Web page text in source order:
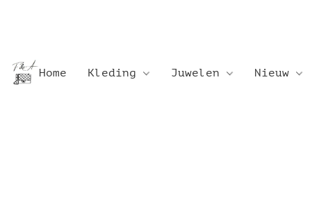
Home Kleding Juwelen Nieuw